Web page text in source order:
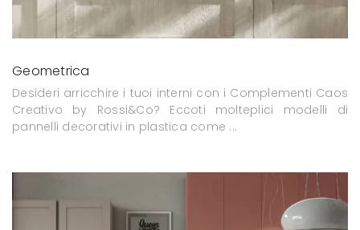
Geometrica
Desideri arricchire i tuoi interni con i Complementi Caos
Creativo by Rossi&Co? Eccoti molteplici modelli di
pannelli decorativi in plastica come ...